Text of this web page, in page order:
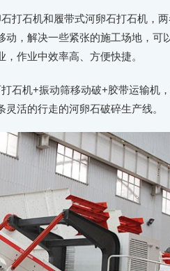
打石机和履带式河卵石打石机，
，解决一些紧张的施工场地，可
作业中效率高、方便快捷。
石机+振动筛移动破+胶带运输机
活的行走的河卵石破碎生产线。